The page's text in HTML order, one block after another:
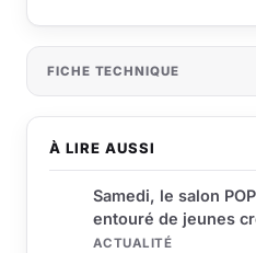
À LIRE AUSSI
Samedi, le salon
entouré de jeunes
ACTUALITÉ
FICHE TECHNIQUE